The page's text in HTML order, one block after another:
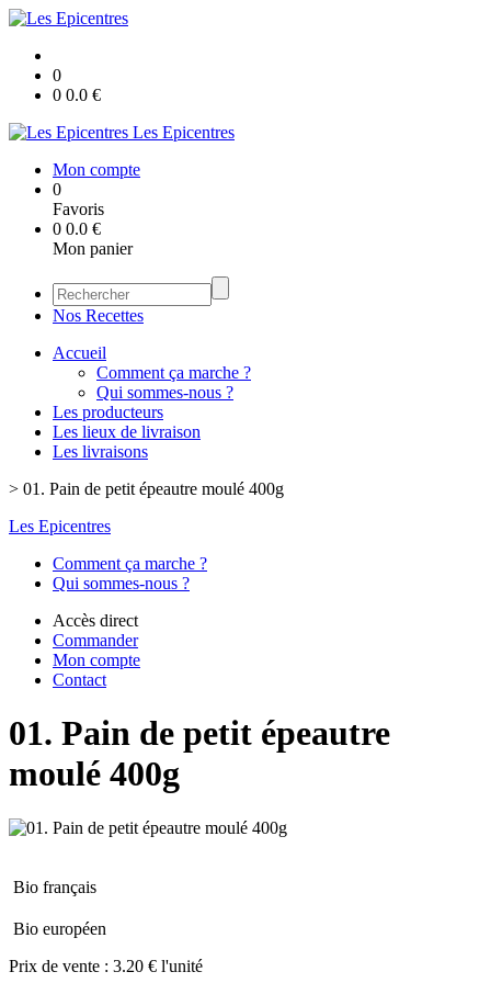
0
0 0.0 €
Les Epicentres
Mon compte
0
Favoris
0 0.0 €
Mon panier
Nos Recettes
Accueil
Comment ça marche ?
Qui sommes-nous ?
Les producteurs
Les lieux de livraison
Les livraisons
> 01. Pain de petit épeautre moulé 400g
Les Epicentres
Comment ça marche ?
Qui sommes-nous ?
Accès direct
Commander
Mon compte
Contact
01. Pain de petit épeautre
moulé 400g
Bio français
Bio européen
Prix de vente : 3.20 € l'unité